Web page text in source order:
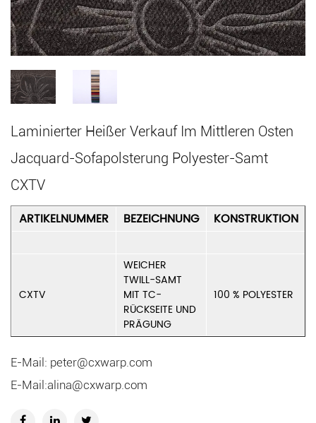
Laminierter Heißer Verkauf Im Mittleren Osten
Jacquard-Sofapolsterung Polyester-Samt
CXTV
ARTIKELNUMMER BEZEICHNUNG KONSTRUKTION
CXTV
WEICHER
TWILL-SAMT
MIT TC-
RÜCKSEITE UND
PRÄGUNG
100 % POLYESTER
E-Mail: peter@cxwarp.com
E-Mail:alina@cxwarp.com